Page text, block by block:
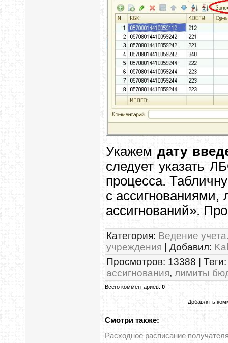
Укажемдату
следует указать
процесса.
с ассигнованиями,
ассигнований».
Категория: Ведение
учреждения | Добавил:
Просмотров: 13388 | Теги:
ассигнования, лимиты
Всего комментариев: 0
Добавлять
Смотри также:
Расходное расписание